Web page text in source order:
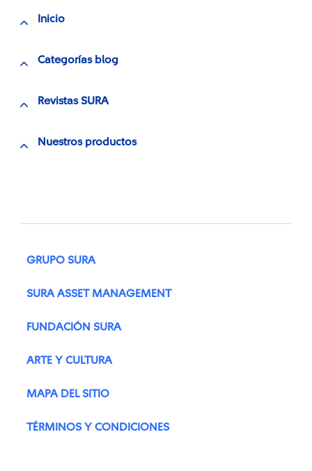
Inicio
Categorías blog
Revistas SURA
Nuestros productos
GRUPO SURA
SURA ASSET MANAGEMENT
FUNDACIÓN SURA
ARTE Y CULTURA
MAPA DEL SITIO
TÉRMINOS Y CONDICIONES